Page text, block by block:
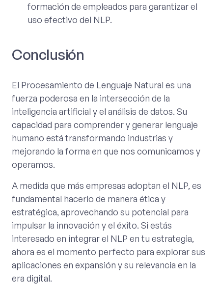
formación de empleados para garantizar el
uso efectivo del NLP.
Conclusión
El Procesamiento de Lenguaje Natural es una
fuerza poderosa en la intersección de la
inteligencia artificial y el análisis de datos. Su
capacidad para comprender y generar lenguaje
humano está transformando industrias y
mejorando la forma en que nos comunicamos y
operamos.
A medida que más empresas adoptan el NLP, es
fundamental hacerlo de manera ética y
estratégica, aprovechando su potencial para
impulsar la innovación y el éxito. Si estás
interesado en integrar el NLP en tu estrategia,
ahora es el momento perfecto para explorar sus
aplicaciones en expansión y su relevancia en la
era digital.